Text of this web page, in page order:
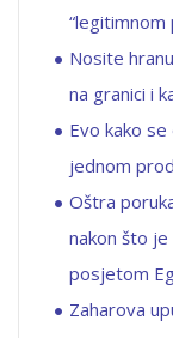
“legitimnom
Nosite
na granici i
Evo kako
jednom
Oštra
nakon što
posjetom
Zaharova